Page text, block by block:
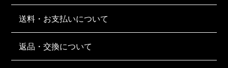
送料・お支払いについて
返品・交換について